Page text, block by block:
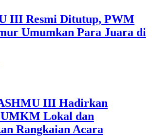
III Resmi Ditutup, PWM
Umumkan Para Juara di
III Hadirkan
UMKM Lokal dan
Rangkaian Acara